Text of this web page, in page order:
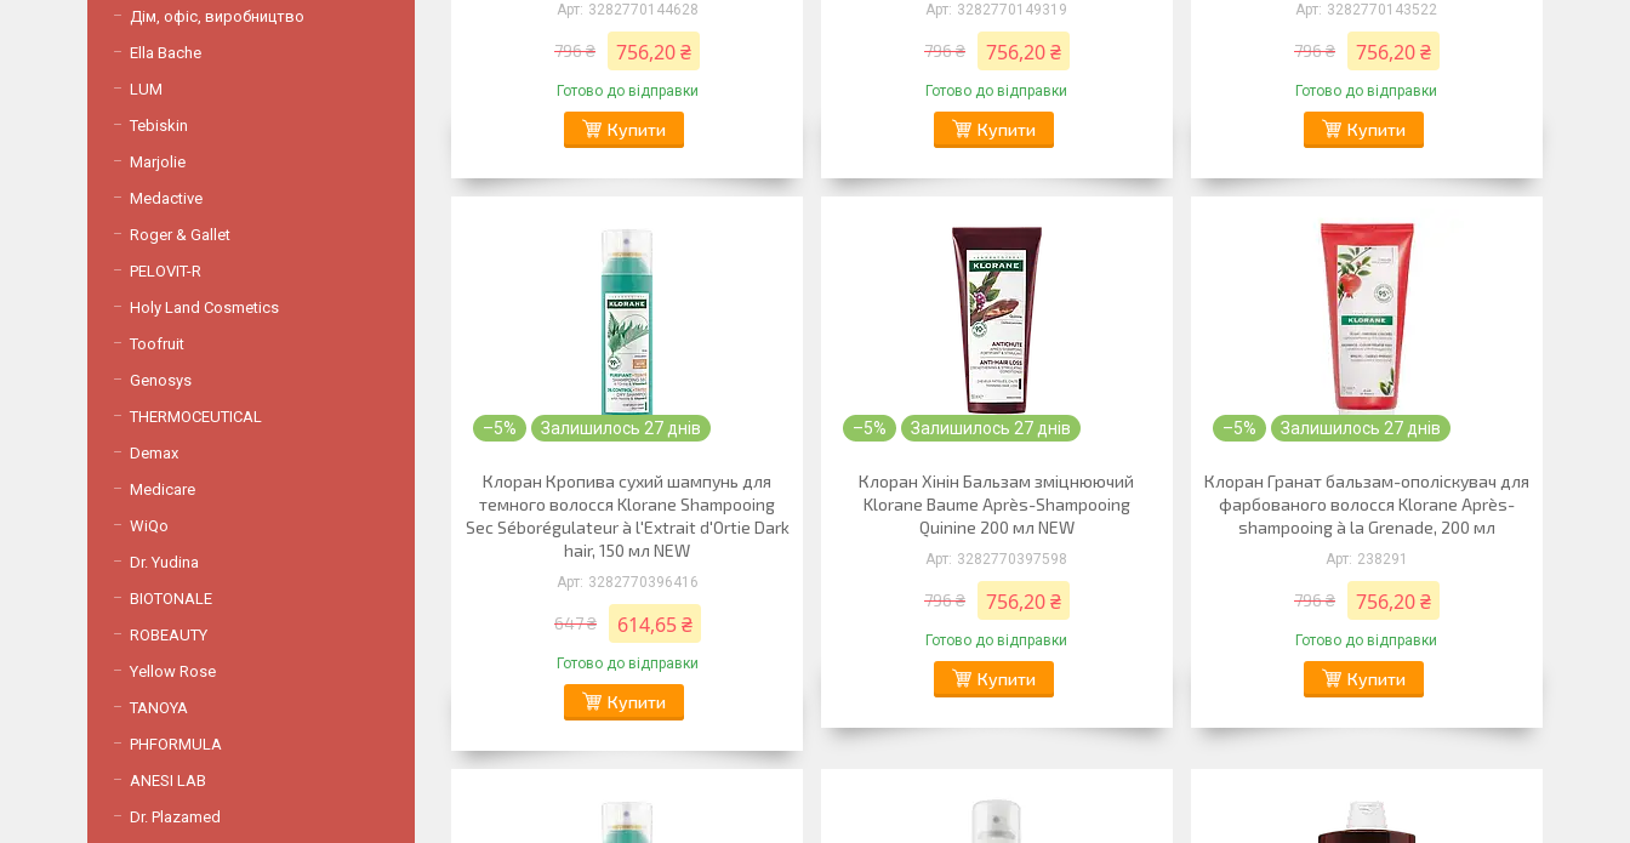
3282770144628
796 ₴ 756,20 ₴
Готово до відправки
Купити
3282770149319
796 ₴ 756,20 ₴
Готово до відправки
Купити
3282770143522
796 ₴ 756,20 ₴
Готово до відправки
Купити
–5% Залишилось 27 днів
Клоран Кропива сухий шампунь для
темного волосся Klorane Shampooing
Sec Séborégulateur à l'Extrait d'Ortie Dark
hair, 150 мл NEW
3282770396416
647 ₴ 614,65 ₴
Готово до відправки
Купити
–5% Залишилось 27 днів
Клоран Хінін Бальзам зміцнюючий
Klorane Baume Après-Shampooing
Quinine 200 мл NEW
3282770397598
796 ₴ 756,20 ₴
Готово до відправки
Купити
–5% Залишилось 27 днів
Клоран Гранат бальзам-ополіскувач для
фарбованого волосся Klorane Après-
shampooing à la Grenade, 200 мл
238291
796 ₴ 756,20 ₴
Готово до відправки
Купити
Дім, офіс, виробництво
Ella Bache
LUM
Tebiskin
Marjolie
Medactive
Roger & Gallet
PELOVIT-R
Holy Land Cosmetics
Toofruit
Genosys
THERMOCEUTICAL
Demax
Medicare
WiQo
Dr. Yudina
BIOTONALE
ROBEAUTY
Yellow Rose
TANOYA
PHFORMULA
ANESI LAB
Dr. Plazamed